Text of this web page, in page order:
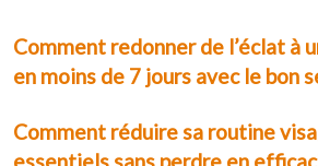
Comment redonner de l’éclat à
en moins de 7 jours avec le bon
Comment réduire sa routine